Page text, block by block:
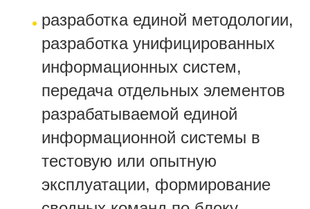
разработка единой методологии,
разработка унифицированных
информационных систем,
передача отдельных элементов
разрабатываемой единой
информационной системы в
тестовую или опытную
эксплуатации, формирование